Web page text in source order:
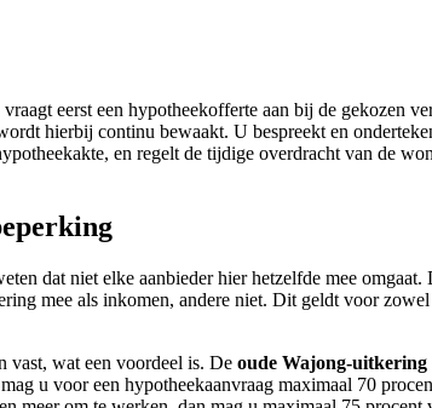
eerst een hypotheekofferte aan bij de gekozen
hierbij continu bewaakt. U bespreekt en
en regelt de tijdige overdracht van de
dat niet elke aanbieder hier hetzelfde mee
mee als inkomen, andere niet. Dit geldt voor
vast, wat een voordeel is. De oude Wajong-uitkering
u voor een hypotheekaanvraag maximaal 70